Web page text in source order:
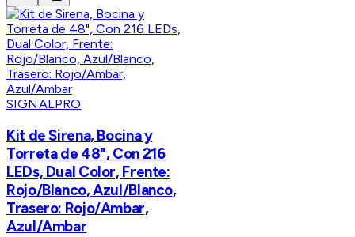
SIGNALPRO
Kit de Sirena, Bocina y
Torreta de 48", Con 216
LEDs, Dual Color, Frente:
Rojo/Blanco, Azul/Blanco,
Trasero: Rojo/Ambar,
Azul/Ambar